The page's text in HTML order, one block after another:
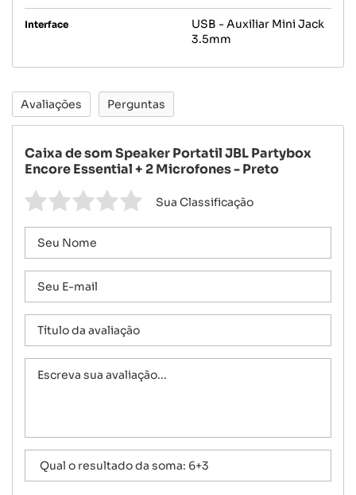
Interface
USB - Auxiliar Mini Jack
3.5mm
Avaliações Perguntas
Caixa de som Speaker Portatil JBL Partybox
Encore Essential + 2 Microfones - Preto
Sua Classificação